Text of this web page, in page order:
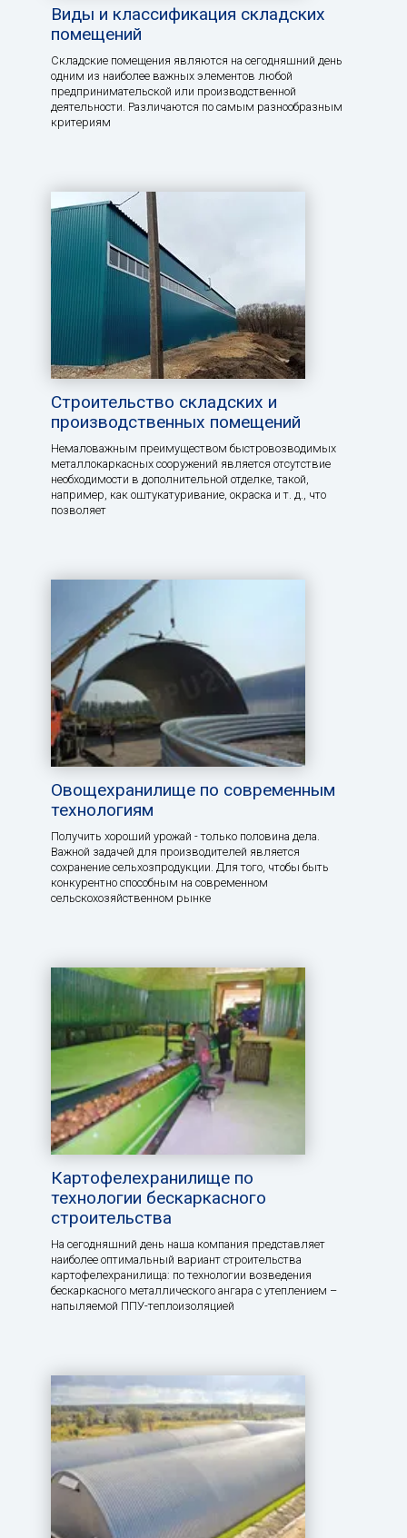
Виды и классификация складских
помещений
Складские помещения являются на сегодняшний день
одним из наиболее важных элементов любой
предпринимательской или производственной
деятельности. Различаются по самым разнообразным
критериям
Строительство складских и
производственных помещений
Немаловажным преимуществом быстровозводимых
металлокаркасных сооружений является отсутствие
необходимости в дополнительной отделке, такой,
например, как оштукатуривание, окраска и т. д., что
позволяет
Овощехранилище по современным
технологиям
Получить хороший урожай - только половина дела.
Важной задачей для производителей является
сохранение сельхозпродукции. Для того, чтобы быть
конкурентно способным на современном
сельскохозяйственном рынке
Картофелехранилище по
технологии бескаркасного
строительства
На сегодняшний день наша компания представляет
наиболее оптимальный вариант строительства
картофелехранилища: по технологии возведения
бескаркасного металлического ангара с утеплением –
напыляемой ППУ-теплоизоляцией